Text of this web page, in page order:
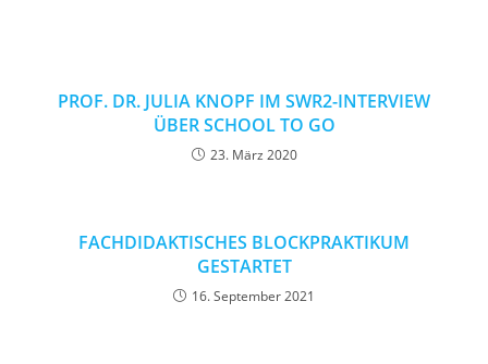
PROF. DR. JULIA KNOPF IM SWR2-INTERVIEW
ÜBER SCHOOL TO GO
23. März 2020
FACHDIDAKTISCHES BLOCKPRAKTIKUM
GESTARTET
16. September 2021